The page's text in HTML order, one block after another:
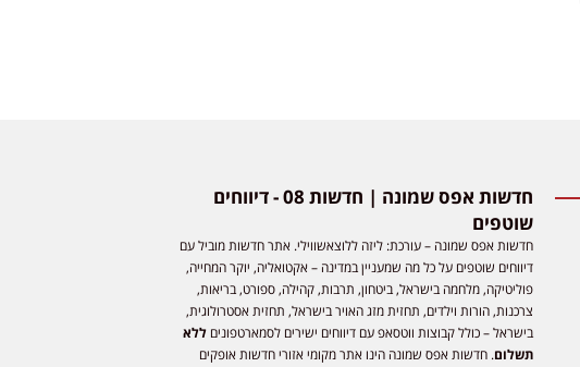
חדשות אפס שמונה | חדשות 08 - דיווחים
שוטפים
חדשות אפס שמונה – עורכת: ליזה ללוצאשווילי. אתר חדשות מוביל עם
דיווחים שוטפים על כל מה שמעניין במדינה – אקטואליה, יוקר המחייה,
פוליטיקה, מלחמה בישראל, ביטחון, תרבות, קהילה, ספורט, בריאות,
צרכנות, הורות וילדים, תחזית מזג האויר בישראל, תחזית אסטרולוגית,
בישראל – כולל קבוצות ווטסאפ עם דיווחים ישירים לסמארטפוניםללא
תשלום. חדשות אפס שמונה הינו אתר מקומי אזורי חדשות אופקים